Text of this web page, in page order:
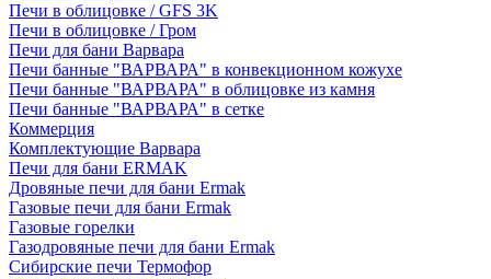
Печи в облицовке / GFS 3K
Печи в облицовке / Гром
Печи для бани Варвара
Печи банные "ВАРВАРА" в конвекционном кожухе
Печи банные "ВАРВАРА" в облицовке из камня
Печи банные "ВАРВАРА" в сетке
Коммерция
Комплектующие Варвара
Печи для бани ERMAK
Дровяные печи для бани Ermak
Газовые печи для бани Ermak
Газовые горелки
Газодровяные печи для бани Ermak
Сибирские печи Термофор